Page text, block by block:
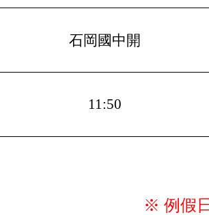
石岡國中開
11:50
※ 例假